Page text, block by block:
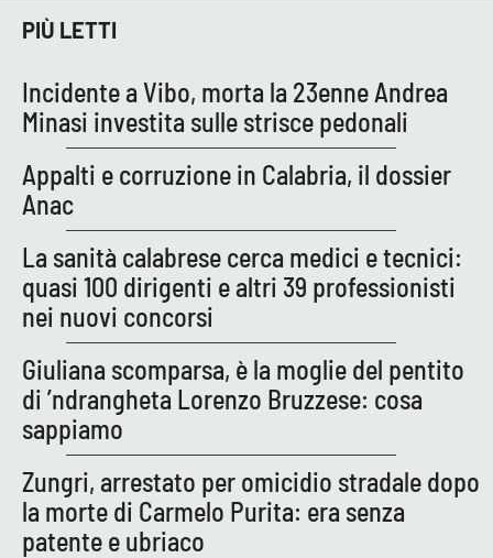
Vibo Valentia
Reggio Calabria
Lamezia Terme
PROGETTI
SPECIALI
Buona Sanità Calabria
LA
CALABRIAVISIONE
Destinazioni
Eventi
PIÙ LETTI
Incidente a Vibo, morta la 23enne Andrea
Minasi investita sulle strisce pedonali
Appalti e corruzione in Calabria, il dossier
Anac
La sanità calabrese cerca medici e tecnici:
quasi 100 dirigenti e altri 39 professionisti
nei nuovi concorsi
Giuliana scomparsa, è la moglie del pentito
di ’ndrangheta Lorenzo Bruzzese: cosa
sappiamo
Zungri, arrestato per omicidio stradale dopo
la morte di Carmelo Purita: era senza
patente e ubriaco